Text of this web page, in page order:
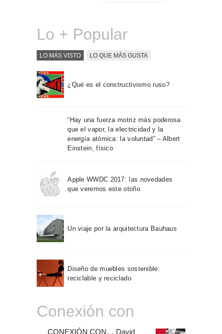
Lo + Popular
LO MÁS VISTO LO QUE MÁS GUSTA
¿Qué es el constructivismo ruso?
“Hay una fuerza motriz más poderosa
que el vapor, la electricidad y la
energía atómica: la voluntad” – Albert
Einstein, físico
Apple WWDC 2017: las novedades
que veremos este otoño
Un viaje por la arquitectura Bauhaus
Diseño de muebles sostenible:
reciclable y reciclado
Conexión con
CONEXIÓN CON… David